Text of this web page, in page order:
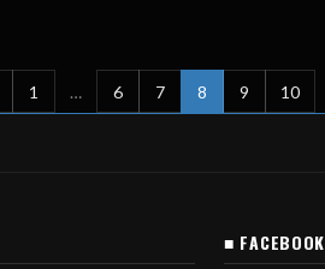
1 … 6 7 8 9 10
■ FACEBOOK